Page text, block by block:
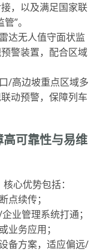
，以及满足国家联
”。
达无人值守面状监
警装置，配合区域
/高边坡重点区域多
动预警，保障列车
可靠性与易维
心优势包括：
点续传；
业管理系统打通；
业务应用；
备方案，适应偏远/